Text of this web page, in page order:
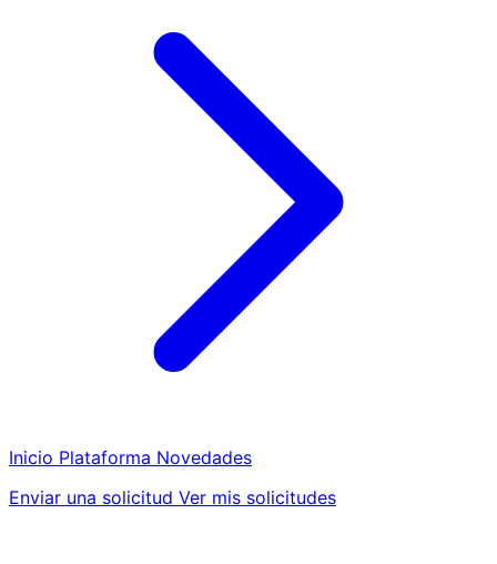
Inicio Plataforma Novedades
Enviar una solicitud Ver mis solicitudes